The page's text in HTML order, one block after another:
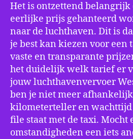
Het is ontzettend belangrijk
eerlijke prijs gehanteerd
naar de luchthaven. Dit is
je best kan kiezen voor
vaste en transparante
het duidelijk welk tarief er
jouw luchthavenvervoer
ben je niet meer
kilometerteller en
file staat met de taxi. Mocht
omstandigheden een iets